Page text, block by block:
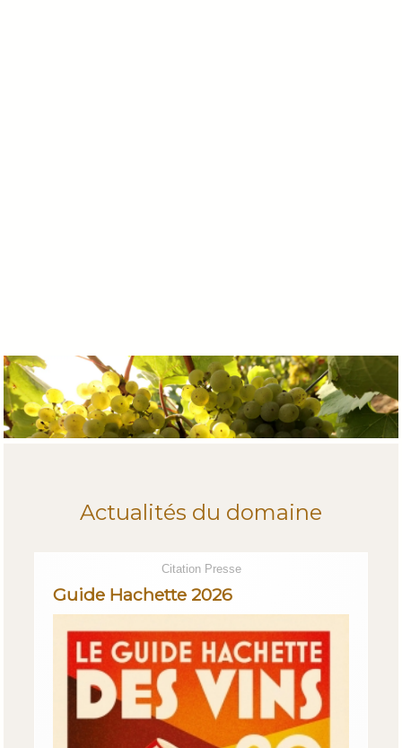
Actualités du domaine
Citation Presse
Guide Hachette 2026